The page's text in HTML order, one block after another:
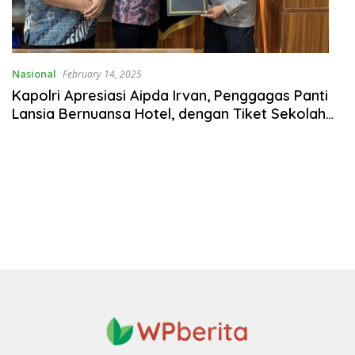
Nasional February 14, 2025
Kapolri Apresiasi Aipda Irvan, Penggagas Panti
Lansia Bernuansa Hotel, dengan Tiket Sekolah